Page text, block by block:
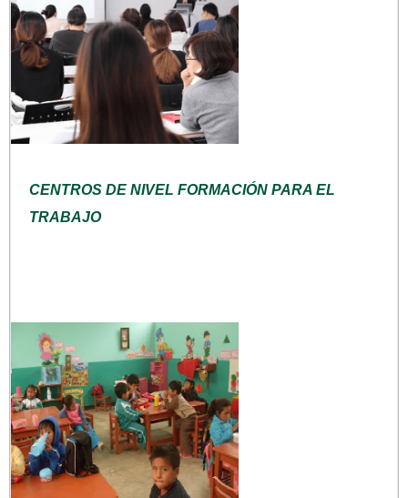
CENTROS DE NIVEL FORMACIÓN PARA EL
TRABAJO